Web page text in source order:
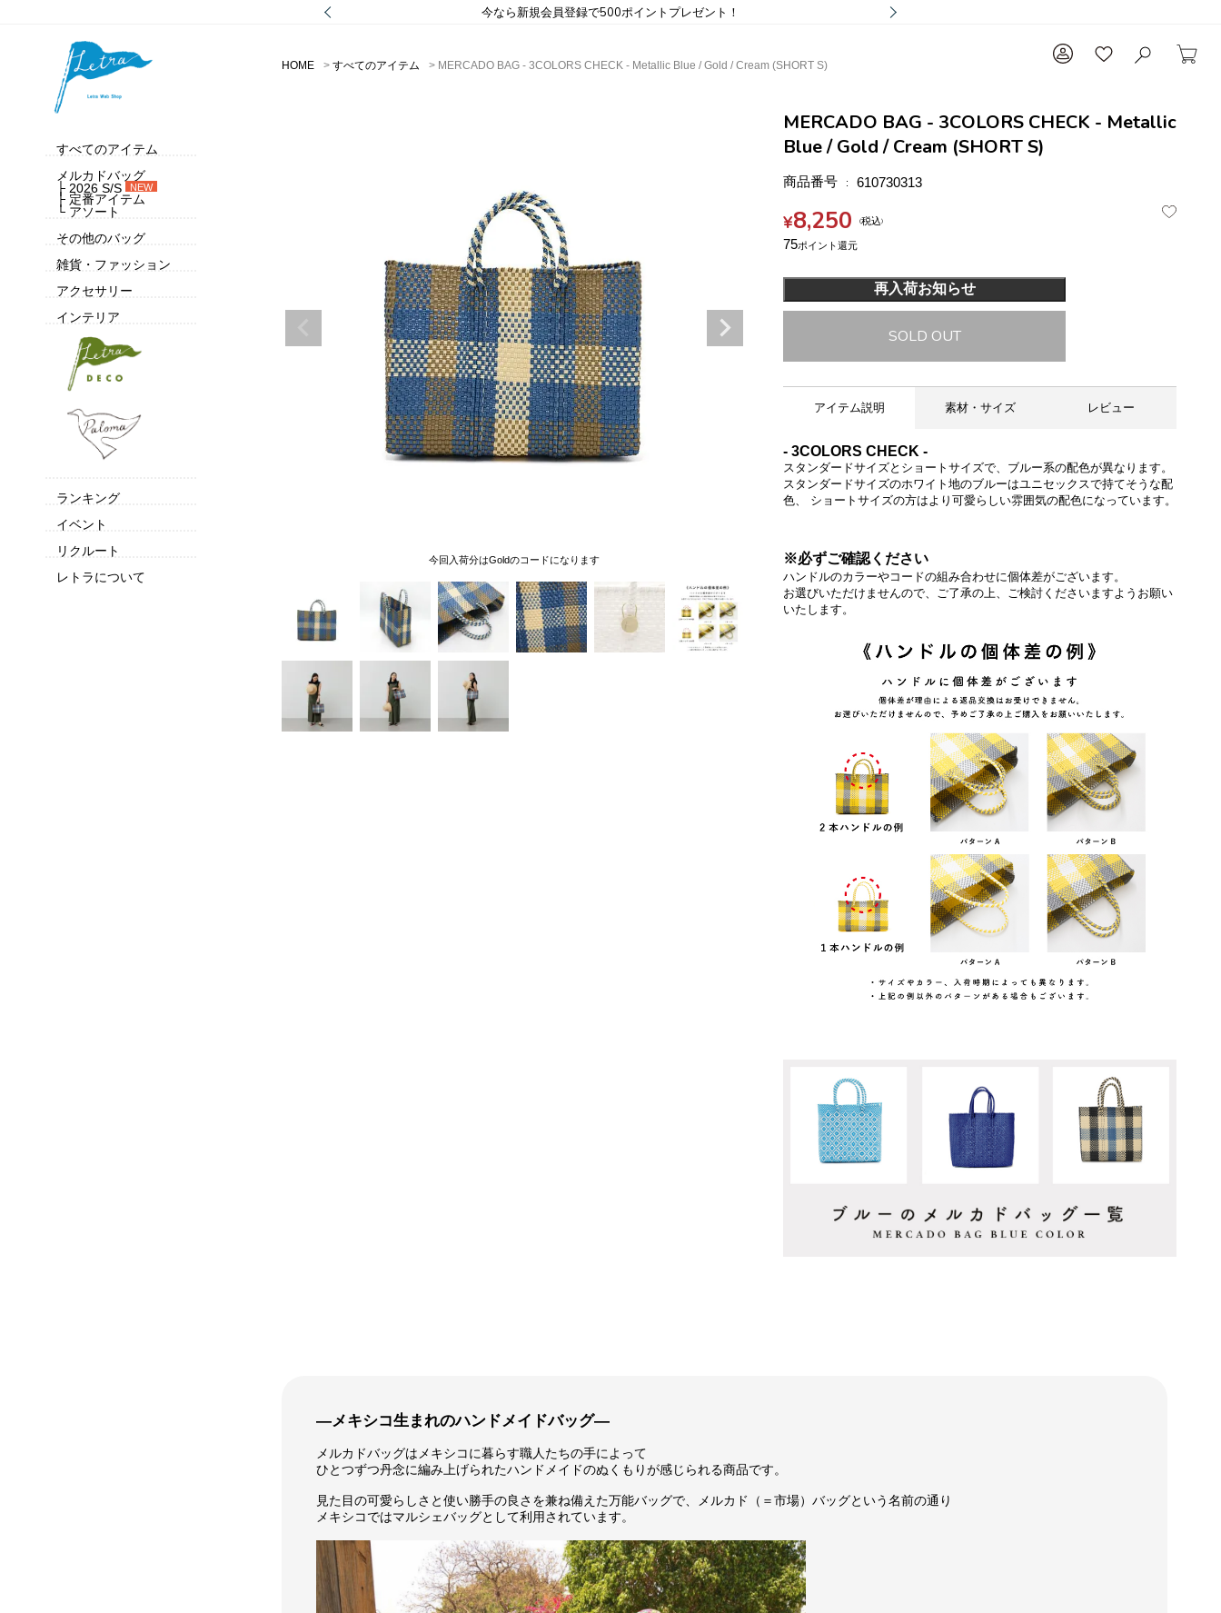
今なら新規会員登録で500ポイントプレゼント！
すべてのアイテム
メルカドバッグ
├ 2026 S/S
NEW
├ 定番アイテム
└ アソート
その他のバッグ
雑貨・ファッション
アクセサリー
インテリア
ランキング
イベント
リクルート
レトラについて
HOME すべてのアイテム MERCADO BAG - 3COLORS CHECK - Metallic Blue / Gold / Cream (SHORT S)
今回入荷分はGoldのコードになります 今回入荷分はGoldのコードになります
MERCADO BAG - 3COLORS CHECK - Metallic
Blue / Gold / Cream (SHORT S)
商品番号 610730313
¥8,250 税込
75
再入荷お知らせ
SOLD OUT
アイテム説明 素材・サイズ レビュー
- 3COLORS CHECK -
スタンダードサイズとショートサイズで、ブルー系の配色が異なります。
スタンダードサイズのホワイト地のブルーはユニセックスで持てそうな配
色、 ショートサイズの方はより可愛らしい雰囲気の配色になっています。
※必ずご確認ください
ハンドルのカラーやコードの組み合わせに個体差がございます。
お選びいただけませんので、ご了承の上、ご検討くださいますようお願い
いたします。
―メキシコ生まれのハンドメイドバッグ―
メルカドバッグはメキシコに暮らす職人たちの手によって
ひとつずつ丹念に編み上げられたハンドメイドのぬくもりが感じられる商品です。
見た目の可愛らしさと使い勝手の良さを兼ね備えた万能バッグで、メルカド（＝市場）バッグという名前の通り
メキシコではマルシェバッグとして利用されています。